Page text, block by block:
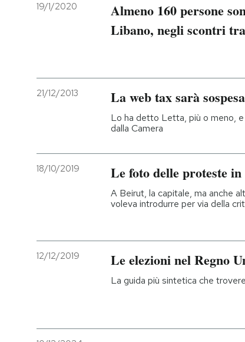
19/1/2020
Almeno 160 persone
Libano, negli scontri
21/12/2013 La web tax sarà
Lo ha detto Letta, più o meno,
dalla Camera
18/10/2019 Le foto delle proteste
A Beirut, la capitale, ma anche
voleva introdurre per via della
12/12/2019 Le elezioni nel Regno
La guida più sintetica che